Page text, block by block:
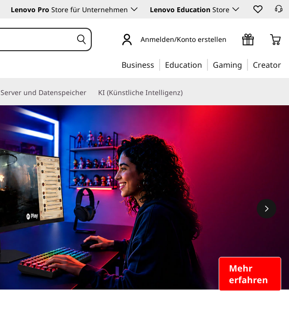
Lenovo Pro Store für Unternehmen Lenovo Education Store
Anmelden/Konto erstellen
Business Education Gaming Creator
Server und Datenspeicher KI (Künstliche Intelligenz)
Mehr
erfahren